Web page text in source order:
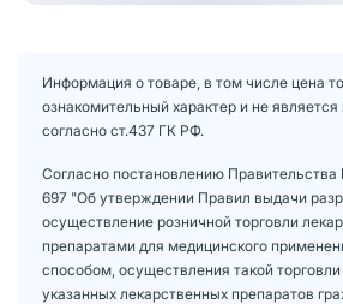
Информация о товаре, в том числе цена
ознакомительный характер и не
согласно ст.437 ГК РФ.
Согласно постановлению
697 "Об утверждении Правил выдачи
осуществление розничной торговли
препаратами для медицинского
способом, осуществления такой торговли
указанных лекарственных препаратов